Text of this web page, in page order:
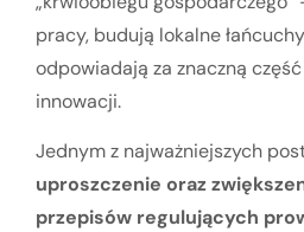
pracy, budują lokalne
odpowiadają za znaczną
innowacji.
Jednym z najważniejszych
uproszczenie oraz
przepisów regulujących